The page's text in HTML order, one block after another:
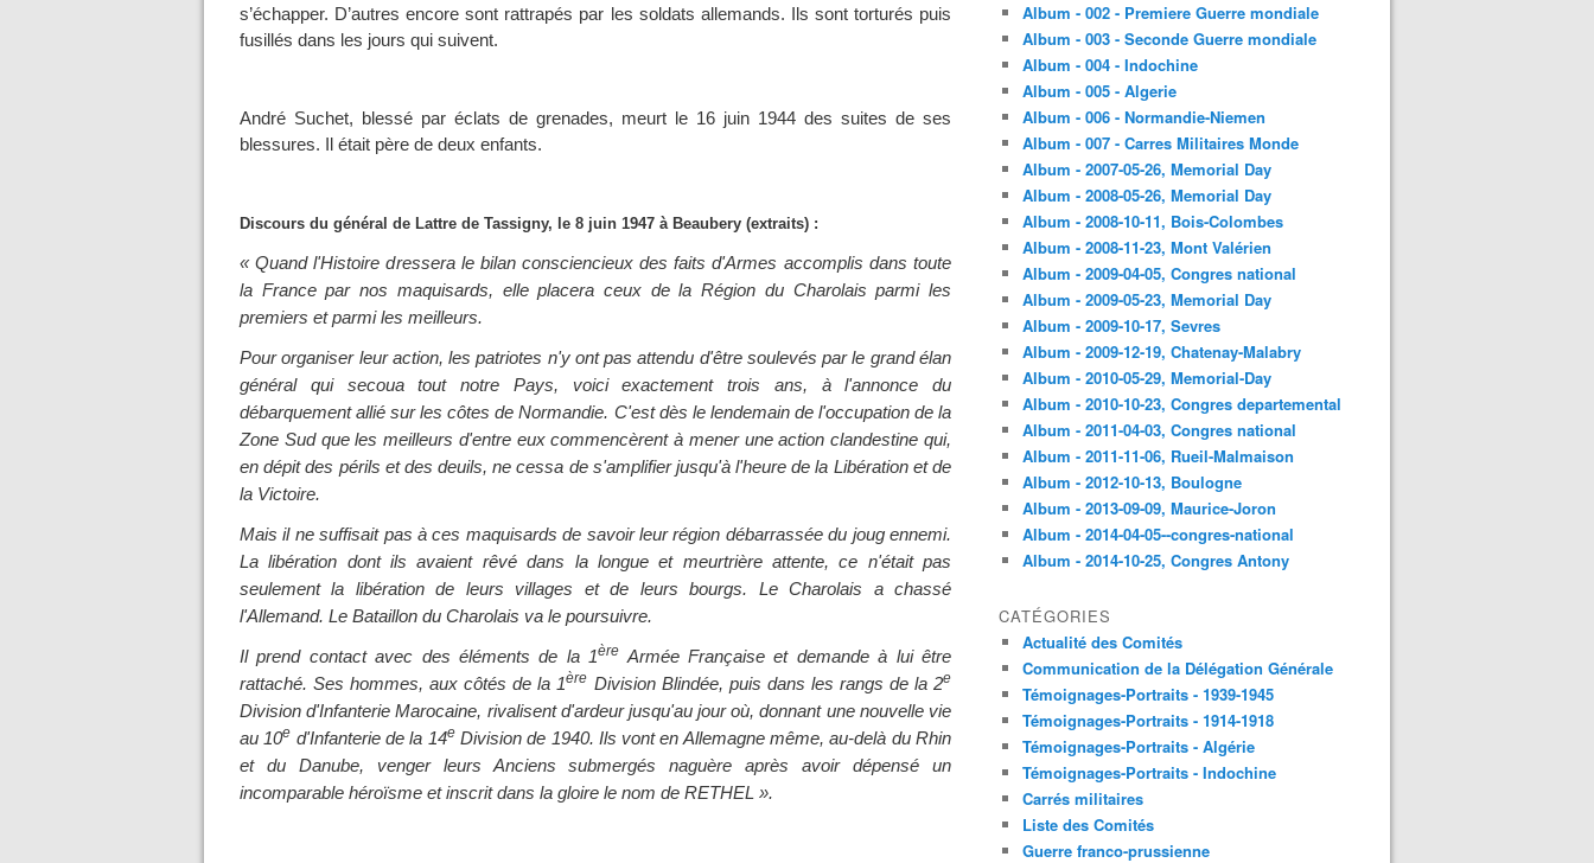
s’échapper. D’autres encore sont rattrapés par les soldats allemands. Ils sont torturés puis
fusillés dans les jours qui suivent.
André Suchet, blessé par éclats de grenades, meurt le 16 juin 1944 des suites de ses
blessures. Il était père de deux enfants.
Discours du général de Lattre de Tassigny, le 8 juin 1947 à Beaubery (extraits) :
« Quand l'Histoire dressera le bilan consciencieux des faits d'Armes accomplis dans toute
la France par nos maquisards, elle placera ceux de la Région du Charolais parmi les
premiers et parmi les meilleurs.
Pour organiser leur action, les patriotes n'y ont pas attendu d'être soulevés par le grand élan
général qui secoua tout notre Pays, voici exactement trois ans, à l'annonce du
débarquement allié sur les côtes de Normandie. C'est dès le lendemain de l'occupation de la
Zone Sud que les meilleurs d'entre eux commencèrent à mener une action clandestine qui,
en dépit des périls et des deuils, ne cessa de s'amplifier jusqu'à l'heure de la Libération et de
la Victoire.
Mais il ne suffisait pas à ces maquisards de savoir leur région débarrassée du joug ennemi.
La libération dont ils avaient rêvé dans la longue et meurtrière attente, ce n'était pas
seulement la libération de leurs villages et de leurs bourgs. Le Charolais a chassé
l'Allemand. Le Bataillon du Charolais va le poursuivre.
Il prend contact avec des éléments de la 1ère Armée Française et demande à lui être
rattaché. Ses hommes, aux côtés de la 1ère Division Blindée, puis dans les rangs de la 2e
Division d'Infanterie Marocaine, rivalisent d'ardeur jusqu'au jour où, donnant une nouvelle vie
au 10e d'Infanterie de la 14eDivision de 1940. Ils vont en Allemagne même, au-delà du Rhin
et du Danube, venger leurs Anciens submergés naguère après avoir dépensé un
incomparable héroïsme et inscrit dans la gloire le nom de RETHEL ».
Album - 002 - Premiere Guerre mondiale
Album - 003 - Seconde Guerre mondiale
Album - 004 - Indochine
Album - 005 - Algerie
Album - 006 - Normandie-Niemen
Album - 007 - Carres Militaires Monde
Album - 2007-05-26, Memorial Day
Album - 2008-05-26, Memorial Day
Album - 2008-10-11, Bois-Colombes
Album - 2008-11-23, Mont Valérien
Album - 2009-04-05, Congres national
Album - 2009-05-23, Memorial Day
Album - 2009-10-17, Sevres
Album - 2009-12-19, Chatenay-Malabry
Album - 2010-05-29, Memorial-Day
Album - 2010-10-23, Congres departemental
Album - 2011-04-03, Congres national
Album - 2011-11-06, Rueil-Malmaison
Album - 2012-10-13, Boulogne
Album - 2013-09-09, Maurice-Joron
Album - 2014-04-05--congres-national
Album - 2014-10-25, Congres Antony
CATÉGORIES
Actualité des Comités
Communication de la Délégation Générale
Témoignages-Portraits - 1939-1945
Témoignages-Portraits - 1914-1918
Témoignages-Portraits - Algérie
Témoignages-Portraits - Indochine
Carrés militaires
Liste des Comités
Guerre franco-prussienne